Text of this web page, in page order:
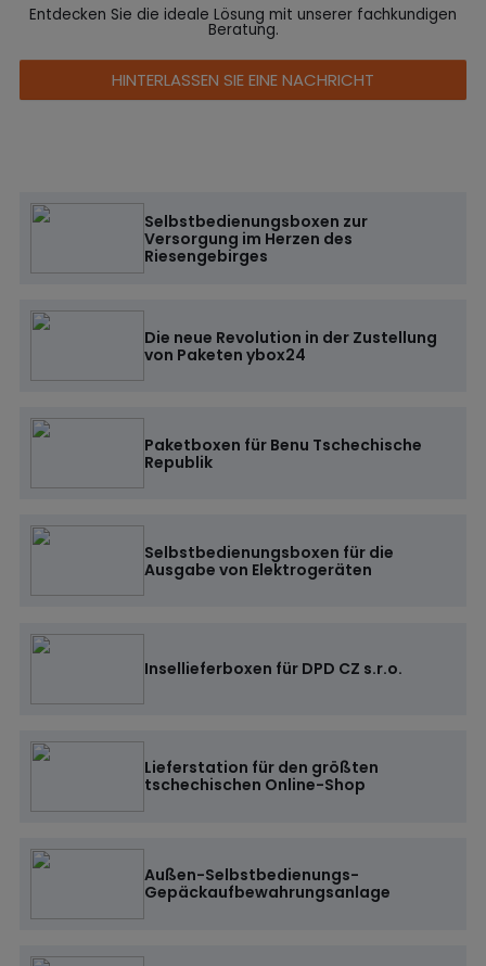
Entdecken Sie die ideale Lösung mit unserer fachkundigen
Beratung.
HINTERLASSEN SIE EINE NACHRICHT
Selbstbedienungsboxen zur
Versorgung im Herzen des
Riesengebirges
Die neue Revolution in der Zustellung
von Paketen ybox24
Paketboxen für Benu Tschechische
Republik
Selbstbedienungsboxen für die
Ausgabe von Elektrogeräten
Insellieferboxen für DPD CZ s.r.o.
Lieferstation für den größten
tschechischen Online-Shop
Außen-Selbstbedienungs-
Gepäckaufbewahrungsanlage